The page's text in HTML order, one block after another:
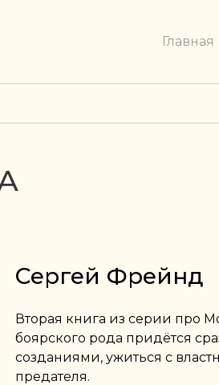
Главная
Сергей Фрейнд
Вторая книга из серии про
боярского рода придётся
созданиями, ужиться с
предателя.